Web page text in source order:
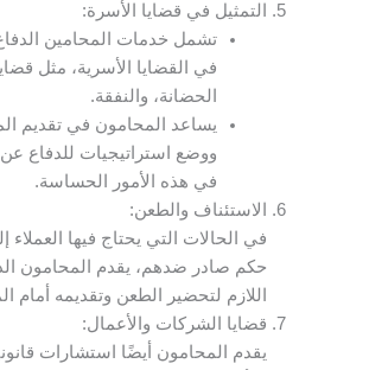
التمثيل في قضايا الأسرة:
تشمل خدمات المحامين
في القضايا الأسرية، مثل
الحضانة، والنفقة.
يساعد المحامون في تقديم
ووضع استراتيجيات للدفاع
في هذه الأمور الحساسة.
الاستئناف والطعن:
في الحالات التي يحتاج فيها العملاء
حكم صادر ضدهم، يقدم المحامون
اللازم لتحضير الطعن وتقديمه أمام
قضايا الشركات والأعمال:
يقدم المحامون أيضًا استشارات